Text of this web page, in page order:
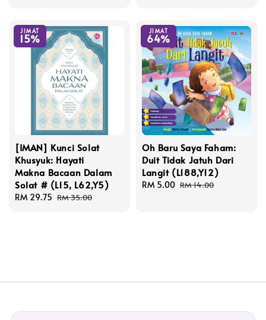
JIMAT
15%
[IMAN] Kunci Solat
Khusyuk: Hayati
Makna Bacaan Dalam
Solat # (L15, L62,Y5)
Sale
RM 29.75 Regular
RM 35.00
JIMAT
64%
Oh Baru Saya Faham:
Duit Tidak Jatuh Dari
Langit (L188,Y12)
Sale
RM 5.00 Regular
RM 14.00